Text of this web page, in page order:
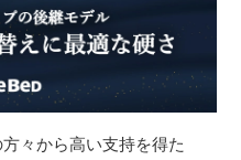
々から高い支持を得た